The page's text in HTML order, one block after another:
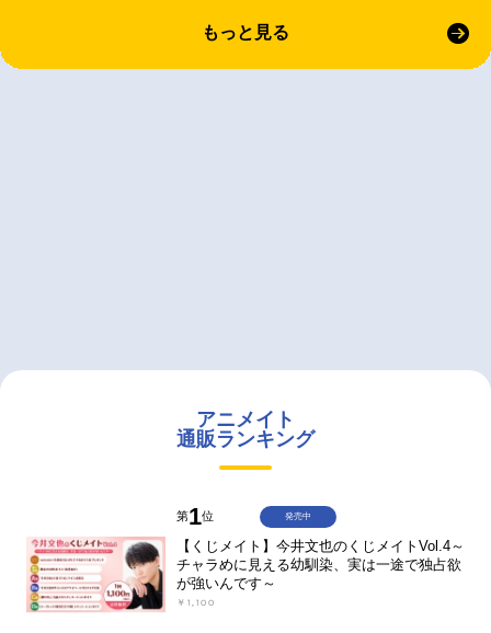
もっと見る
アニメイト
通販ランキング
第1位
【くじメイト】今井文也のくじメイトVol.4～
チャラめに見える幼馴染、実は一途で独占欲
が強いんです～
￥1,100
発売中